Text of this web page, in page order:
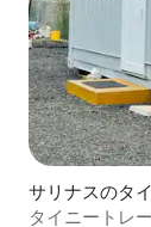
サリナスのタ
タイニートレ